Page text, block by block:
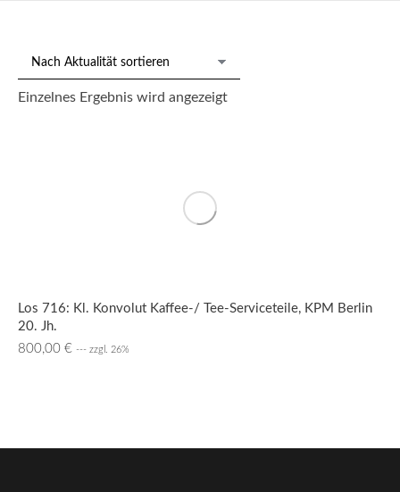
Einzelnes Ergebnis wird angezeigt
Los 716: Kl. Konvolut Kaffee-/ Tee-Serviceteile, KPM Berlin
20. Jh.
800,00 € --- zzgl. 26%